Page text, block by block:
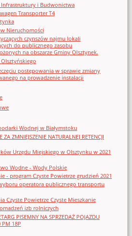
Infrastruktury i Budwonictwa
Transporter T4
Nieruchomości
czynszów najmu lokali
do publicznego zasobu
na obszarze Gminy Olsztynek.
postępowania w sprawie zmiany
na prowadzenie instalacji
Wodnej w Białymstoku
ZMNIEJSZENIE NATURALNEJ RETENCJI
Urzędu Miejskiego w Olsztynku w 2021
Wodne - Wody Polskie
- program Czyste Powietrze grudzień 2021
operatora publicznego transportu
Czyste Powietrze Czyste Mieszkanie
izb rolniczych
PISEMNY NA SPRZEDAŻ POJAZDU
PM 18P